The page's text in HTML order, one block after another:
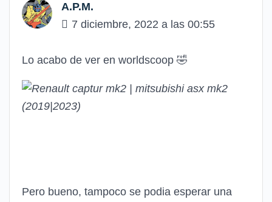
A.P.M.
7 diciembre, 2022 a las 00:55
Lo acabo de ver en worldscoop 🤣
Pero bueno, tampoco se podia esperar una